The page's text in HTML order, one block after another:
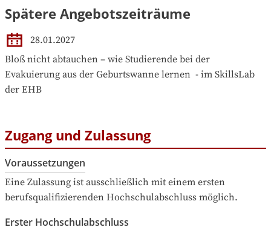
Spätere Angebotszeiträume
28.01.2027
Bloß nicht abtauchen – wie Studierende bei der
Evakuierung aus der Geburtswanne lernen  - im SkillsLab
der EHB
Zugang und Zulassung
Voraussetzungen
Eine Zulassung ist ausschließlich mit einem ersten
berufsqualifizierenden Hochschulabschluss möglich.
Erster Hochschulabschluss